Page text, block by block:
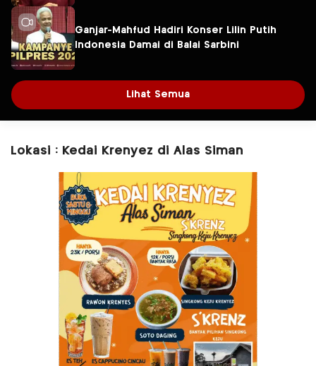
Ganjar-Mahfud Hadiri Konser Lilin Putih
Indonesia Damai di Balai Sarbini
Lihat Semua
Lokasi : Kedai Krenyez di Alas Siman